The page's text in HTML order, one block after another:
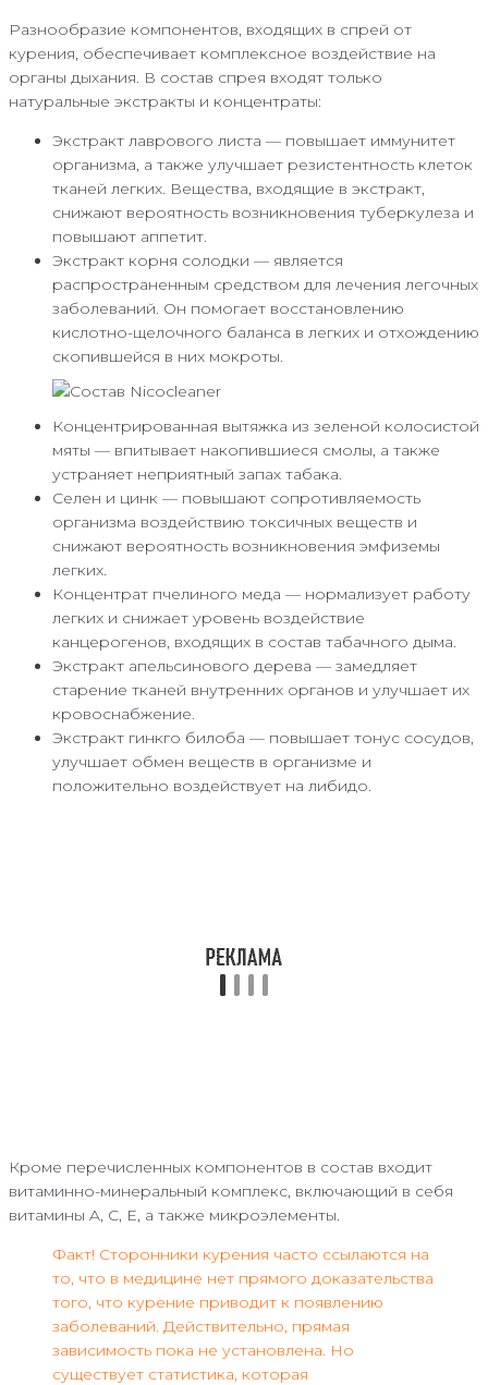
Разнообразие компонентов, входящих в спрей от
курения, обеспечивает комплексное воздействие на
органы дыхания. В состав спрея входят только
натуральные экстракты и концентраты:
Экстракт лаврового листа — повышает иммунитет
организма, а также улучшает резистентность клеток
тканей легких. Вещества, входящие в экстракт,
снижают вероятность возникновения туберкулеза и
повышают аппетит.
Экстракт корня солодки — является
распространенным средством для лечения легочных
заболеваний. Он помогает восстановлению
кислотно-щелочного баланса в легких и отхождению
скопившейся в них мокроты.
Концентрированная вытяжка из зеленой колосистой
мяты — впитывает накопившиеся смолы, а также
устраняет неприятный запах табака.
Селен и цинк — повышают сопротивляемость
организма воздействию токсичных веществ и
снижают вероятность возникновения эмфиземы
легких.
Концентрат пчелиного меда — нормализует работу
легких и снижает уровень воздействие
канцерогенов, входящих в состав табачного дыма.
Экстракт апельсинового дерева — замедляет
старение тканей внутренних органов и улучшает их
кровоснабжение.
Экстракт гинкго билоба — повышает тонус сосудов,
улучшает обмен веществ в организме и
положительно воздействует на либидо.
Кроме перечисленных компонентов в состав входит
витаминно-минеральный комплекс, включающий в себя
витамины A, C, E, а также микроэлементы.
Факт! Сторонники курения часто ссылаются на
то, что в медицине нет прямого доказательства
того, что курение приводит к появлению
заболеваний. Действительно, прямая
зависимость пока не установлена. Но
существует статистика, которая